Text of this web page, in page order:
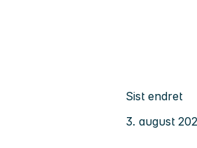
Sist endret
3. august